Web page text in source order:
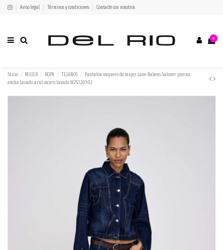
Aviso legal Términos y condiciones Contacte con nosotros
0
Inicio MUJER ROPA TEJANOS
Pantalón vaquero de mujer Lane Rabens Saloner pierna
ancha lavado azul oscuro lavado W25320102